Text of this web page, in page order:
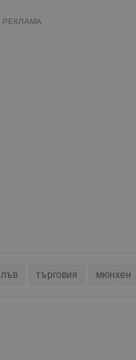
РЕКЛАМА
лъв търговия мюнхен